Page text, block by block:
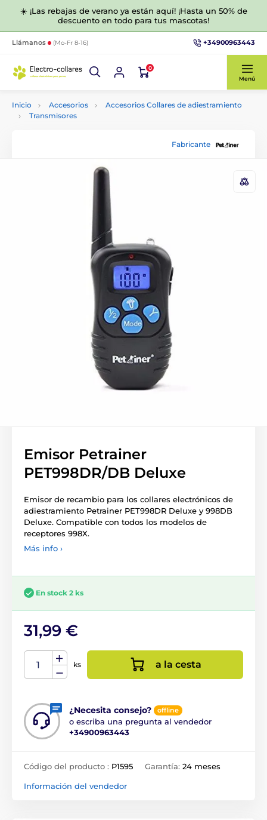
☀️ ¡Las rebajas de verano ya están aquí! ¡Hasta un 50% de
descuento en todo para tus mascotas!
Llámanos (Mo-Fr 8-16) +34900963443
0
Menú
Inicio Accesorios
Accesorios Collares de adiestramiento
Transmisores
Fabricante
Emisor Petrainer
PET998DR/DB Deluxe
Emisor de recambio para los collares electrónicos de
adiestramiento Petrainer PET998DR Deluxe y 998DB
Deluxe. Compatible con todos los modelos de
receptores 998X.
Más info ›
En stock 2 ks
31,99 €
ks a la cesta
¿Necesita consejo? offline
o escriba una pregunta al vendedor
+34900963443
Código del producto : P1595 Garantía: 24 meses
Información del vendedor